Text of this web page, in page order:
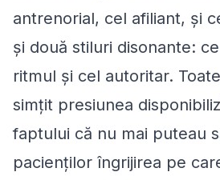
antrenorial, cel afiliant, și
și două stiluri disonante:
ritmul și cel autoritar.
simțit presiunea
faptului că nu mai puteau
pacienților îngrijirea pe